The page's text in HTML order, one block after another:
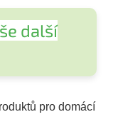
další
pro domácí